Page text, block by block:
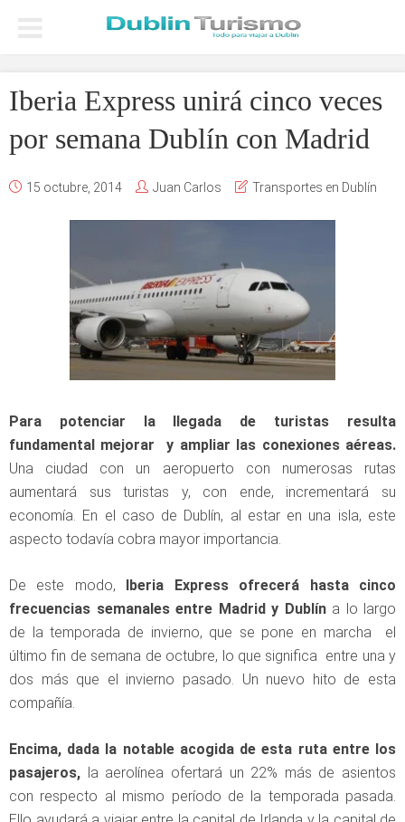
Iberia Express unirá cinco veces
por semana Dublín con Madrid
15 octubre, 2014 Juan Carlos Transportes en Dublín
Para potenciar la llegada de turistas resulta
fundamental mejorar y ampliar las conexiones aéreas.
Una ciudad con un aeropuerto con numerosas rutas
aumentará sus turistas y, con ende, incrementará su
economía. En el caso de Dublín, al estar en una isla, este
aspecto todavía cobra mayor importancia.
De este modo,
Iberia Express ofrecerá hasta cinco
frecuencias semanales entre Madrid y Dublína lo largo
de la temporada de invierno, que se pone en marcha el
último fin de semana de octubre, lo que significa entre una y
dos más que el invierno pasado. Un nuevo hito de esta
compañía.
Encima, dada la notable acogida de esta ruta entre los
pasajeros, la aerolínea ofertará un 22% más de asientos
con respecto al mismo período de la temporada pasada.